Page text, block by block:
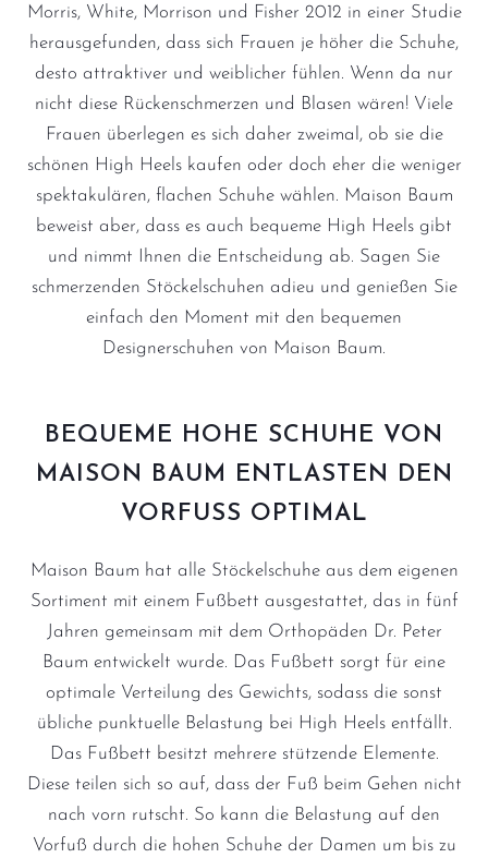
Morris, White, Morrison und Fisher 2012 in einer Studie
herausgefunden, dass sich Frauen je höher die Schuhe,
desto attraktiver und weiblicher fühlen. Wenn da nur
nicht diese Rückenschmerzen und Blasen wären! Viele
Frauen überlegen es sich daher zweimal, ob sie die
schönen High Heels kaufen oder doch eher die weniger
spektakulären, flachen Schuhe wählen. Maison Baum
beweist aber, dass es auch bequeme High Heels gibt
und nimmt Ihnen die Entscheidung ab. Sagen Sie
schmerzenden Stöckelschuhen adieu und genießen Sie
einfach den Moment mit den bequemen
Designerschuhen von Maison Baum.
BEQUEME HOHE SCHUHE VON
MAISON BAUM ENTLASTEN DEN
VORFUSS OPTIMAL
Maison Baum hat alle Stöckelschuhe aus dem eigenen
Sortiment mit einem Fußbett ausgestattet, das in fünf
Jahren gemeinsam mit dem Orthopäden Dr. Peter
Baum entwickelt wurde. Das Fußbett sorgt für eine
optimale Verteilung des Gewichts, sodass die sonst
übliche punktuelle Belastung bei High Heels entfällt.
Das Fußbett besitzt mehrere stützende Elemente.
Diese teilen sich so auf, dass der Fuß beim Gehen nicht
nach vorn rutscht. So kann die Belastung auf den
Vorfuß durch die hohen Schuhe der Damen um bis zu